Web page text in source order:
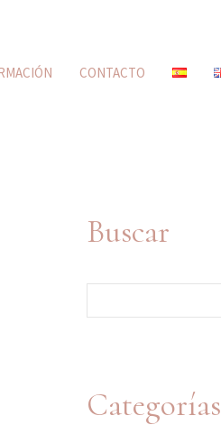
CONTACTO
Buscar
Categorías